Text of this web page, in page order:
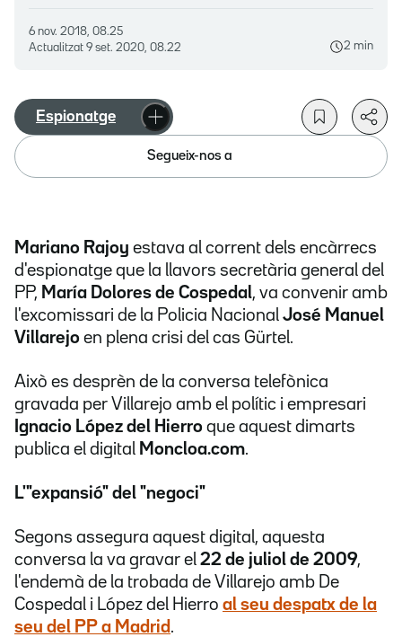
6 nov. 2018, 08.25
Actualitzat 9 set. 2020, 08.22 2 min
Espionatge
Segueix-nos a
Mariano Rajoy estava al corrent dels encàrrecs
d'espionatge que la llavors secretària general del
PP, María Dolores de Cospedal, va convenir amb
l'excomissari de la Policia Nacional José Manuel
Villarejo en plena crisi del cas Gürtel.
Això es desprèn de la conversa telefònica
gravada per Villarejo amb el polític i empresari
Ignacio López del Hierro que aquest dimarts
publica el digital Moncloa.com.
L'"expansió" del "negoci"
Segons assegura aquest digital, aquesta
conversa la va gravar el 22 de juliol de 2009,
l'endemà de la trobada de Villarejo amb De
Cospedal i López del Hierro al seu despatx de la
seu del PP a Madrid .